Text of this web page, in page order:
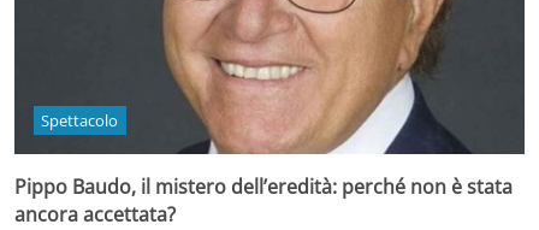
Spettacolo
Pippo Baudo, il mistero dell’eredità: perché non è stata
ancora accettata?